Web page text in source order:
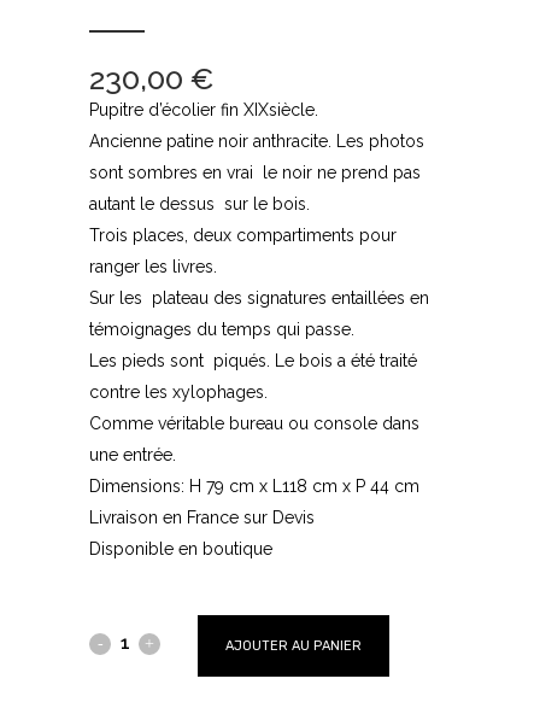
230,00 €
Pupitre d’écolier fin XIXsiècle.
Ancienne patine noir anthracite. Les photos
sont sombres en vrai le noir ne prend pas
autant le dessus sur le bois.
Trois places, deux compartiments pour
ranger les livres.
Sur les plateau des signatures entaillées en
témoignages du temps qui passe.
Les pieds sont piqués. Le bois a été traité
contre les xylophages.
Comme véritable bureau ou console dans
une entrée.
Dimensions: H 79 cm x L118 cm x P 44 cm
Livraison en France sur Devis
Disponible en boutique
AJOUTER AU PANIER